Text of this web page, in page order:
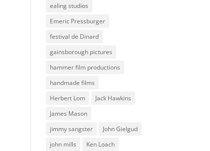
ealing studios
Emeric Pressburger
festival de Dinard
gainsborough pictures
hammer film productions
handmade films
Herbert Lom
Jack Hawkins
James Mason
jimmy sangster
John Gielgud
john mills
Ken Loach